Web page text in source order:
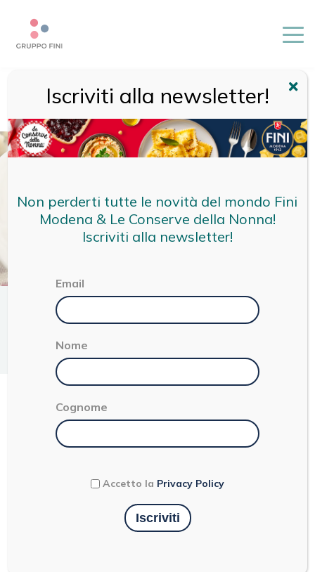
RICETTE/RICETTE FINI /TORTELLINI EMILIANI IN
BRODO DI CAPPONE
2 persone
TORTELLINI EMILIANI IN
BRODO DI CAPPONE
Iscriviti alla newsletter!
Non perderti tutte le novità del mondo Fini
Modena & Le Conserve della Nonna!
Iscriviti alla newsletter!
Email
Nome
Cognome
Accetto la Privacy Policy